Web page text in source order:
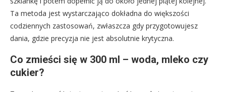
Ta metoda jest wystarczająco dokładna do większości
codziennych zastosowań, zwłaszcza gdy przygotowujesz
dania, gdzie precyzja nie jest absolutnie krytyczna.
Co zmieści się w 300 ml – woda, mleko czy
cukier?